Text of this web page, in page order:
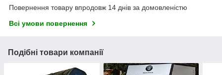
Повернення товару впродовж 14 днів за домовленістю
Всі умови повернення
Подібні товари компанії